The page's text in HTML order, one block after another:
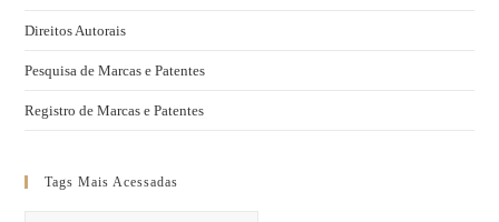
Direitos Autorais
Pesquisa de Marcas e Patentes
Registro de Marcas e Patentes
Tags Mais Acessadas